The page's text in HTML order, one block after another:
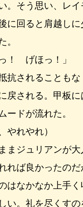
。そう思い、レ
に回ると肩越し
。
！ げほっ！」
抗されることもな
戻される。甲板
ードが流れた。
やれやれ）
まジュリアンが大
れば良かったの
はなかなか上手
い。礼を尽くす